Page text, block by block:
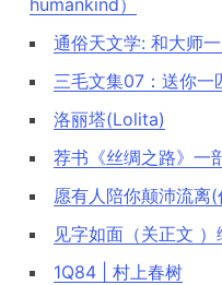
humankind）
通俗天文学: 和大师
三毛文集07：送你一
洛丽塔(Lolita)
荐书《丝绸之路》一
愿有人陪你颠沛流离
见字如面（关正文
1Q84 | 村上春树